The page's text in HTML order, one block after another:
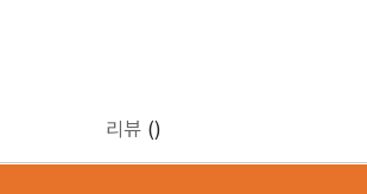
리뷰 ()